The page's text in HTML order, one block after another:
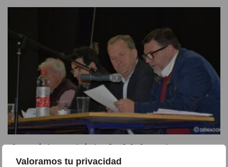
Valoramos tu privacidad
El CD Dénia seguirá siendo club deportivo y no SAD
19 de febrero de 2020